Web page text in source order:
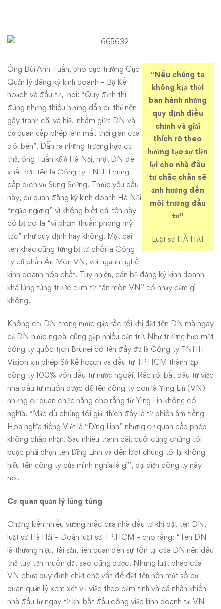
“Nếu chúng ta
không kịp thời
ban hành những
quy định điều
chỉnh và giải
thích rõ theo
hướng tạo sự tiện
lợi cho nhà đầu
tư chắc chắn sẽ
ảnh hưởng đến
môi trường đầu
tư”
Luật sư HÀ HẢI
Ông Bùi Anh Tuấn, phó cục trưởng Cục
Quản lý đăng ký kinh doanh – Bộ Kế
hoạch và đầu tư, nói: “Quy định thì
đúng nhưng thiếu hướng dẫn cụ thể nên
gây tranh cãi và hiểu nhầm giữa DN và
cơ quan cấp phép làm mất thời gian của
đôi bên”. Dẫn ra những trường hợp cụ
thể, ông Tuấn kể ở Hà Nội, một DN đề
xuất đặt tên là Công ty TNHH cung
cấp dịch vụ Sung Sướng. Trước yêu cầu
này, cơ quan đăng ký kinh doanh Hà Nội
“ngập ngừng” vì không biết cái tên này
có bị coi là “vi phạm thuần phong mỹ
tục” như quy định hay không. Một cái
tên khác cũng từng bị từ chối là Công
ty cổ phần Ăn Mòn VN, với ngành nghề
kinh doanh hóa chất. Tuy nhiên, cán bộ đăng ký kinh doanh
khá lúng túng trước cụm từ “ăn mòn VN” có nhạy cảm gì
không.
Không chỉ DN trong nước gặp rắc rối khi đặt tên DN mà ngay
cả DN nước ngoài cũng gặp nhiều cản trở. Như trường hợp một
công ty quốc tịch Brunei có tên đầy đủ là Công ty TNHH
Vision xin phép Sở Kế hoạch và đầu tư TP.HCM thành lập
công ty 100% vốn đầu tư nước ngoài. Rắc rối bắt đầu từ việc
nhà đầu tư muốn được để tên công ty con là Ying Lin (VN)
nhưng cơ quan chức năng cho rằng từ Ying Lin không có
nghĩa. “Mặc dù chúng tôi giải thích đây là từ phiên âm tiếng
Hoa nghĩa tiếng Việt là “Dĩng Linh” nhưng cơ quan cấp phép
không chấp nhận. Sau nhiều tranh cãi, cuối cùng chúng tôi
buộc phải chọn tên Dĩng Linh và đến lượt chúng tôi lại không
hiểu tên công ty của mình nghĩa là gì”, đại diện công ty này
nói.
Cơ quan quản lý lúng túng
Chứng kiến nhiều vướng mắc của nhà đầu tư khi đặt tên DN,
luật sư Hà Hải – Đoàn luật sư TP.HCM – cho rằng: “Tên DN
là thương hiệu, tài sản, liên quan đến sự tồn tại của DN nên đâu
thể tùy tiện muốn đặt sao cũng được. Nhưng luật pháp của
VN chưa quy định chặt chẽ vấn đề đặt tên nên một số cơ
quan quản lý xem xét vụ việc theo cảm tính và cá nhân khiến
nhà đầu tư ngay từ khi bắt đầu công việc kinh doanh tại VN